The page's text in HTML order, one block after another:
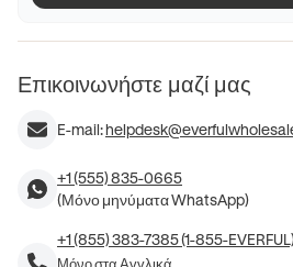
Επικοινωνήστε μαζί μας
E-mail:
+1 (555) 835-0665
(Μόνο μηνύματα WhatsApp)
+1 (855) 383-7385 (1-855-
Μόνο στα Αγγλικά